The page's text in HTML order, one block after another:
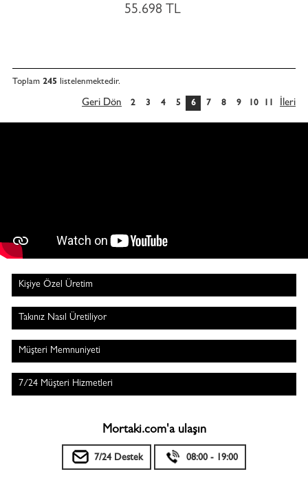
55.698 TL
Toplam 245 listelenmektedir.
İleri
2 3 4 5 6 7 8 9 10 11
Geri Dön
Kişiye Özel Üretim
Takınız Nasıl Üretiliyor
Müşteri Memnuniyeti
7/24 Müşteri Hizmetleri
Mortaki.com'a ulaşın
7/24 Destek 08:00 - 19:00